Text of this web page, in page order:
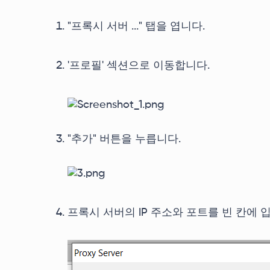
"프록시 서버 ..." 탭을 엽니다.
'프로필' 섹션으로 이동합니다.
"추가" 버튼을 누릅니다.
프록시 서버의 IP 주소와 포트를 빈 칸에